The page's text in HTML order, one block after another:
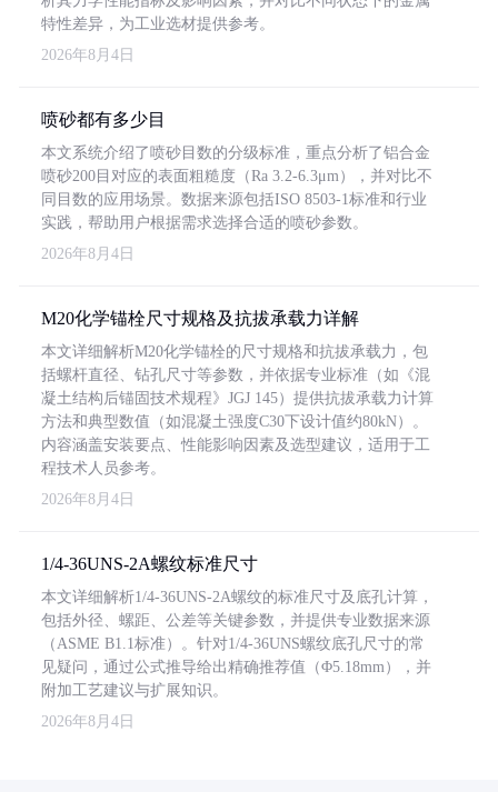
特性差异，为工业选材提供参考。
2026年8月4日
喷砂都有多少目
本文系统介绍了喷砂目数的分级标准，重点分析了铝合金
喷砂200目对应的表面粗糙度（Ra 3.2-6.3μm），并对比不
同目数的应用场景。数据来源包括ISO 8503-1标准和行业
实践，帮助用户根据需求选择合适的喷砂参数。
2026年8月4日
M20化学锚栓尺寸规格及抗拔承载力详解
本文详细解析M20化学锚栓的尺寸规格和抗拔承载力，包
括螺杆直径、钻孔尺寸等参数，并依据专业标准（如《混
凝土结构后锚固技术规程》JGJ 145）提供抗拔承载力计算
方法和典型数值（如混凝土强度C30下设计值约80kN）。
内容涵盖安装要点、性能影响因素及选型建议，适用于工
程技术人员参考。
2026年8月4日
1/4-36UNS-2A螺纹标准尺寸
本文详细解析1/4-36UNS-2A螺纹的标准尺寸及底孔计算，
包括外径、螺距、公差等关键参数，并提供专业数据来源
（ASME B1.1标准）。针对1/4-36UNS螺纹底孔尺寸的常
见疑问，通过公式推导给出精确推荐值（Φ5.18mm），并
附加工艺建议与扩展知识。
2026年8月4日